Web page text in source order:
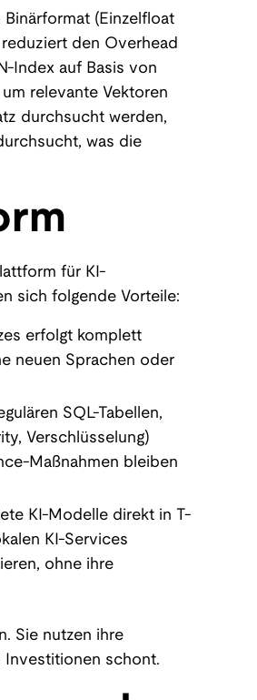
(Einzelfloat
den Overhead
Index auf Basis von
relevante Vektoren
durchsucht werden,
was die
für KI-
sich folgende Vorteile:
erfolgt komplett
neuen Sprachen oder
SQL-Tabellen,
Verschlüsselung)
Maßnahmen bleiben
KI-Modelle direkt in T-
KI-Services
ohne ihre
Sie nutzen ihre
Investitionen schont.